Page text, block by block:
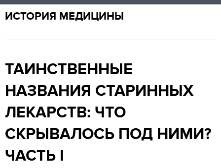
ИСТОРИЯ МЕДИЦИНЫ
ТАИНСТВЕННЫЕ
НАЗВАНИЯ СТАРИННЫХ
ЛЕКАРСТВ: ЧТО
СКРЫВАЛОСЬ ПОД НИМИ?
ЧАСТЬ I